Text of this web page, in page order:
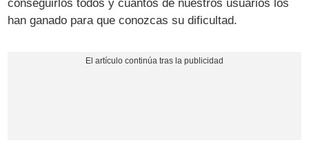
conseguirlos todos y cuantos de nuestros usuarios los
han ganado para que conozcas su dificultad.